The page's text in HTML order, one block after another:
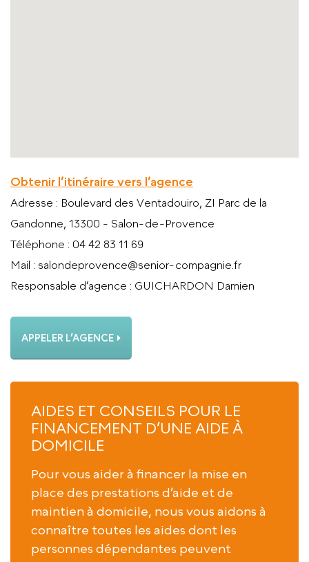
Obtenir l’itinéraire vers l’agence
Adresse : Boulevard des Ventadouiro, ZI Parc de la
Gandonne, 13300 - Salon-de-Provence
Téléphone : 04 42 83 11 69
Mail : salondeprovence@senior-compagnie.fr
Responsable d’agence : GUICHARDON Damien
APPELER L’AGENCE
AIDES ET CONSEILS POUR LE
FINANCEMENT D’UNE AIDE À
DOMICILE
Pour vous aider à financer la mise en
place des prestations d’aide et de
maintien à domicile, nous vous aidons à
connaître toutes les aides dont les
personnes dépendantes peuvent